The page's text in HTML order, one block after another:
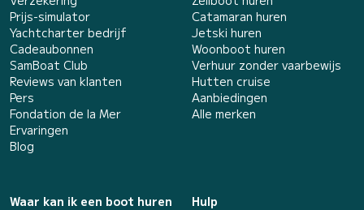
Prijs-simulator
Yachtcharter bedrijf
Cadeaubonnen
SamBoat Club
Reviews van klanten
Pers
Fondation de la Mer
Ervaringen
Blog
Catamaran huren
Jetski huren
Woonboot huren
Verhuur zonder vaarbewijs
Hutten cruise
Aanbiedingen
Alle merken
Waar kan ik een boot huren
Hulp